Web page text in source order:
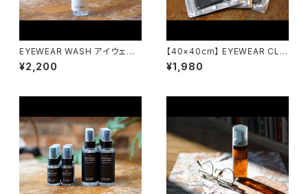
EYEWEAR WASH アイウェア
ウォッシュ emw / eyewear m
aintenance works
¥2,200
【40×40cm】 EYEWEAR CLO
TH アイウェアクロス emw / e
yewear maintenance work
¥1,980